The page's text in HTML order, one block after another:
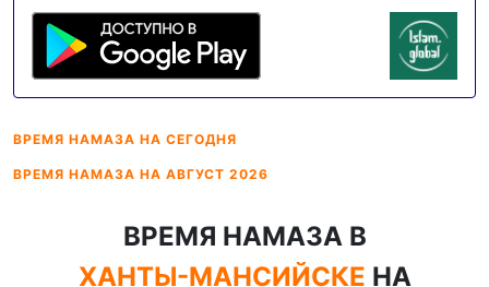
ВРЕМЯ НАМАЗА НА СЕГОДНЯ
ВРЕМЯ НАМАЗА НА АВГУСТ 2026
ВРЕМЯ НАМАЗА В
ХАНТЫ-МАНСИЙСКЕ НА